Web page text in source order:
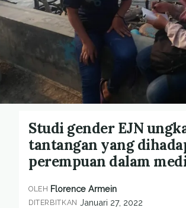
Studi gender EJN
tantangan yang
perempuan dalam
OLEH Florence Armein
DITERBITKAN Januari 27, 2022